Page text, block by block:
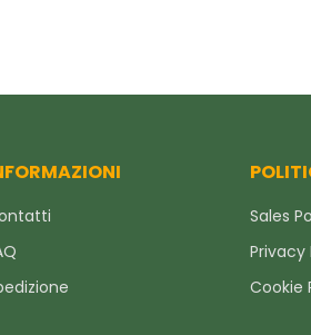
Sales
Privacy
Cookie